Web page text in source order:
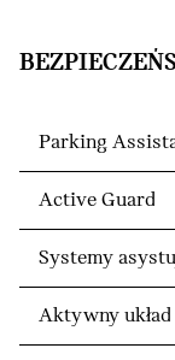
Parking
Active Guard
Systemy
Aktywny